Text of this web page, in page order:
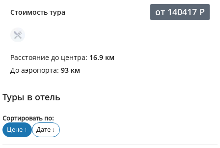
Стоимость тура от 140417 Р
Расстояние до центра: 16.9 км
До аэропорта: 93 км
Туры в отель
Сортировать по:
Цене ↑ Дате ↓